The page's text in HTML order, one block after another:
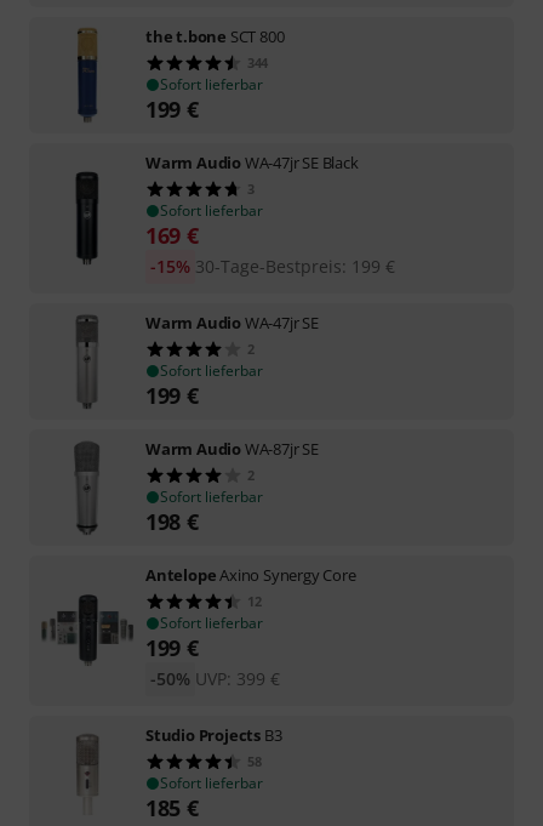
the t.bone SCT 800
344
Sofort lieferbar
199 €
Warm AudioWA-47jr SE Black
3
Sofort lieferbar
169 €
30-Tage-Bestpreis: 199 €
-15%
Warm AudioWA-47jr SE
2
Sofort lieferbar
199 €
Warm AudioWA-87jr SE
2
Sofort lieferbar
198 €
AntelopeAxino Synergy Core
12
Sofort lieferbar
199 €
UVP: 399 €
-50%
Studio Projects B3
58
Sofort lieferbar
185 €